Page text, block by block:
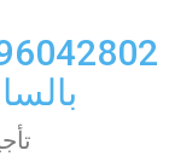
to
content